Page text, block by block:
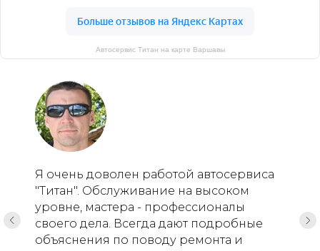
Автосервис Титан на карте Варшавы
Я очень доволен работой автосервиса
"Титан". Обслуживание на высоком
уровне, мастера - профессионалы
своего дела. Всегда дают подробные
объяснения по поводу ремонта и